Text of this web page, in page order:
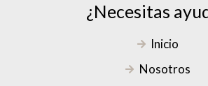
¿Necesitas
Inicio
Nosotros